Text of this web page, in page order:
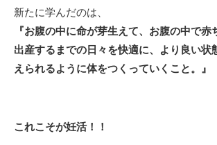
新たに学んだのは、
『お腹の中に命が芽生えて、お腹の中で赤
出産するまでの日々を快適に、より良い状
えられるように体をつくっていくこと。』
これこそが妊活！！